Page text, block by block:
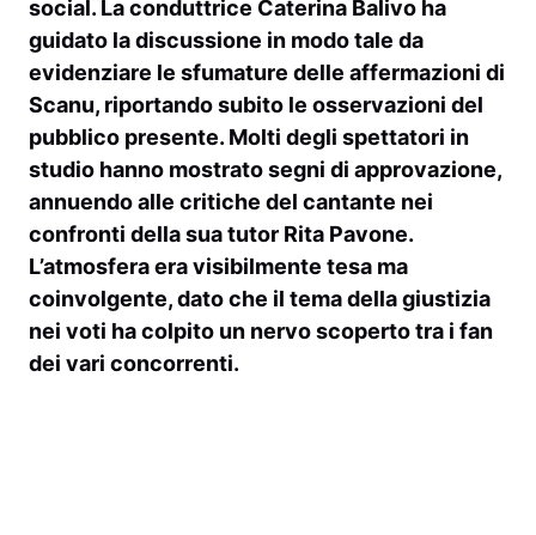
social. La conduttrice Caterina Balivo ha
guidato la discussione in modo tale da
evidenziare le sfumature delle affermazioni di
Scanu, riportando subito le osservazioni del
pubblico presente. Molti degli spettatori in
studio hanno mostrato segni di approvazione,
annuendo alle critiche del cantante nei
confronti della sua tutor Rita Pavone.
L’atmosfera era visibilmente tesa ma
coinvolgente, dato che il tema della giustizia
nei voti ha colpito un nervo scoperto tra i fan
dei vari concorrenti.